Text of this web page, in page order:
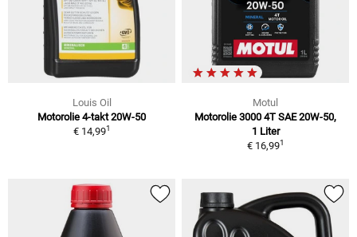
Louis Oil
Motorolie 4-takt 20W-50
€ 14,991
Motul
Motorolie 3000 4T SAE 20W-50,
1 Liter
€ 16,991